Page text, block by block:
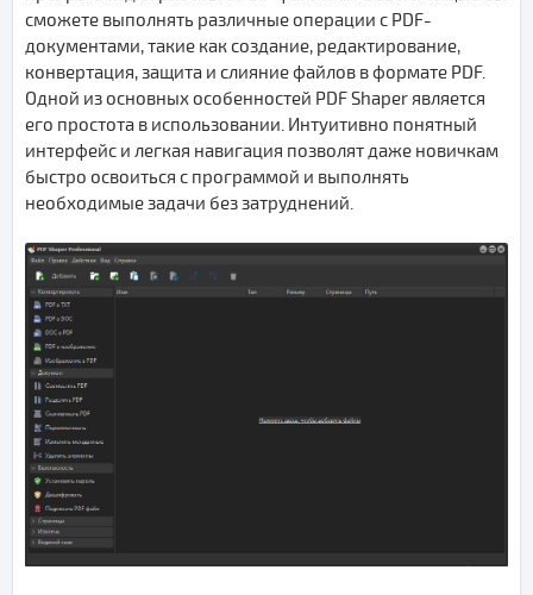
сможете выполнять различные операции с PDF-
документами, такие как создание, редактирование,
конвертация, защита и слияние файлов в формате PDF.
Одной из основных особенностей PDF Shaper является
его простота в использовании. Интуитивно понятный
интерфейс и легкая навигация позволят даже новичкам
быстро освоиться с программой и выполнять
необходимые задачи без затруднений.